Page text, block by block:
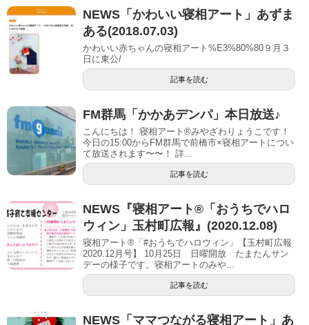
NEWS「かわいい寝相アート」あずま
ある(2018.07.03)
かわいい赤ちゃんの寝相アート%E3%80%80９月３
日に東公/
記事を読む
FM群馬「かかあデンパ」本日放送♪
こんにちは！ 寝相アート®︎みやざわりょうこです！
今日の15:00からFM群馬で前橋市×寝相アートについ
て放送されます〜〜！ 詳...
記事を読む
NEWS『寝相アート®「おうちでハロ
ウィン」玉村町広報』(2020.12.08)
寝相アート®「#おうちでハロウィン」【玉村町広報
2020.12月号】 10月25日 日曜開放 たまたんサン
デーの様子です。寝相アートのみや...
記事を読む
NEWS「ママつながる寝相アート」あ